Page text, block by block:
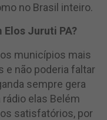
no Brasil inteiro.
Juruti PA?
municípios mais
e não poderia faltar
sempre gera
elas Belém
satisfatórios, por